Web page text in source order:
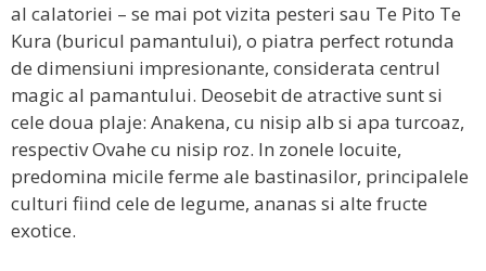
al calatoriei – se mai pot vizita pesteri sau Te Pito Te
Kura (buricul pamantului), o piatra perfect rotunda
de dimensiuni impresionante, considerata centrul
magic al pamantului. Deosebit de atractive sunt si
cele doua plaje: Anakena, cu nisip alb si apa turcoaz,
respectiv Ovahe cu nisip roz. In zonele locuite,
predomina micile ferme ale bastinasilor, principalele
culturi fiind cele de legume, ananas si alte fructe
exotice.